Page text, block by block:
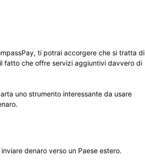
ti potrai accorgere che si tratta di
fatto che offre servizi aggiuntivi davvero di
uno strumento interessante da usare
denaro verso un Paese estero.